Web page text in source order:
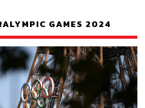
GAMES 2024